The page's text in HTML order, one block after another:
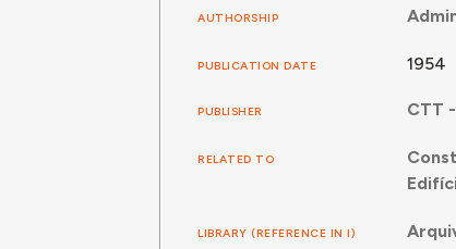
AUTHORSHIP
PUBLICATION DATE 1954
PUBLISHER CTT
RELATED TO
LIBRARY (REFERENCE IN I)